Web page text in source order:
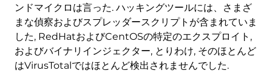
ンドマイクロは言った. ハッキングツールには、さまざ
まな偵察およびスプレッダースクリプトが含まれていま
した, RedHatおよびCentOSの特定のエクスプロイト,
およびバイナリインジェクター, とりわけ, そのほとんど
はVirusTotalではほとんど検出されませんでした.